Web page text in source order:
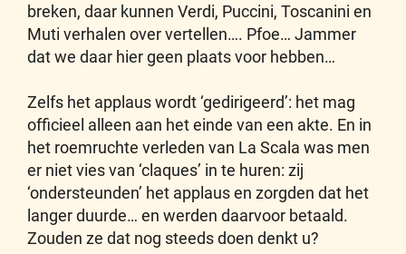
breken, daar kunnen Verdi, Puccini, Toscanini en
Muti verhalen over vertellen…. Pfoe… Jammer
dat we daar hier geen plaats voor hebben…
Zelfs het applaus wordt ‘gedirigeerd’: het mag
officieel alleen aan het einde van een akte. En in
het roemruchte verleden van La Scala was men
er niet vies van ‘claques’ in te huren: zij
‘ondersteunden’ het applaus en zorgden dat het
langer duurde… en werden daarvoor betaald.
Zouden ze dat nog steeds doen denkt u?